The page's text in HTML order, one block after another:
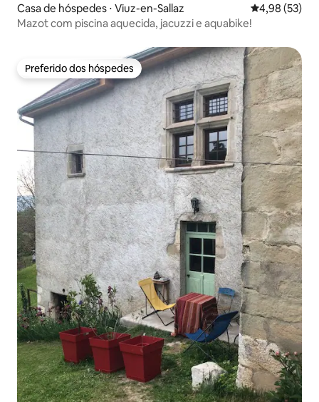
Casa de hóspedes ⋅ Viuz-en-Sallaz 4,98 de uma
4,98 (53)
Mazot com piscina aquecida, jacuzzi e aquabike!
Preferido dos hóspedes
Preferido dos hóspedes